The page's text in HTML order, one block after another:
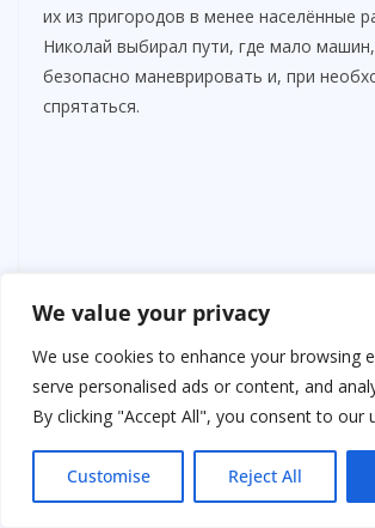
We value your privacy
We use cookies to enhance your browsing
serve personalised ads or content, and
By clicking "Accept All", you consent to our
Customise Reject All
их из пригородов в менее населённые
Николай выбирал пути, где мало
безопасно маневрировать и, при
спрятаться.